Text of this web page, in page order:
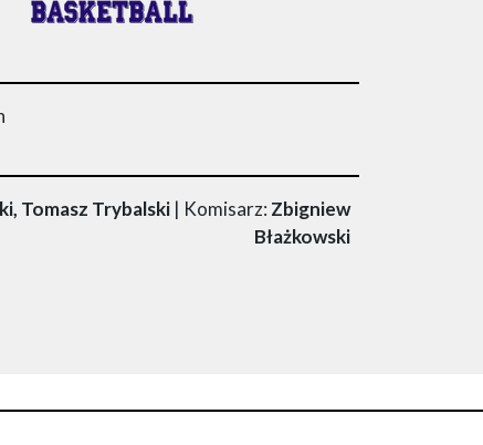
Tomasz Trybalski| Komisarz: Zbigniew
Błażkowski